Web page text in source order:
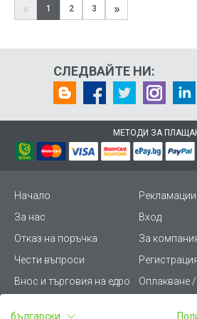
« 1 2 3 »
СЛЕДВАЙТЕ НИ:
МЕТОДИ ЗА
Начало
Рекламации
За нас
Вход
Отказ на поръчка
За
Чести въпроси
Внос и търговия на едро
Оплакване
български